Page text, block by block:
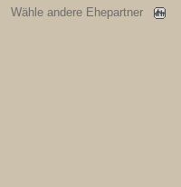
Wähle andere Ehepartner